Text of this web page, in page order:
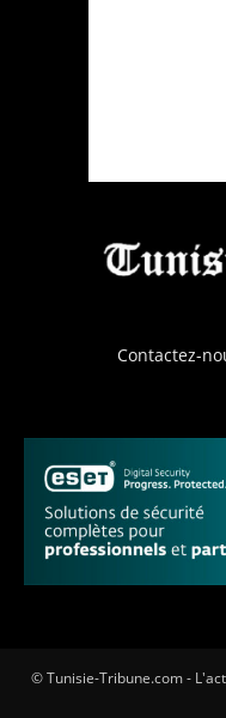
Contactez-
© Tunisie-Tribune.com -